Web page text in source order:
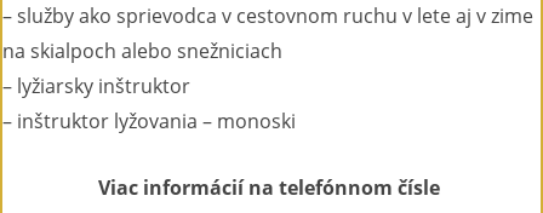
– služby ako sprievodca v cestovnom ruchu v lete aj v zime
na skialpoch alebo snežniciach
– lyžiarsky inštruktor
– inštruktor lyžovania – monoski
Viac informácií na telefónnom čísle